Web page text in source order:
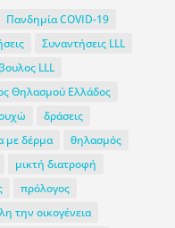
Πανδημία COVID-19
Συναντήσεις LLL
LLL
Θηλασμού Ελλάδος
δράσεις
με δέρμα
θηλασμός
μικτή διατροφή
πρόλογος
την οικογένεια